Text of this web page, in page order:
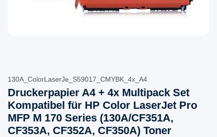
130A_ColorLaserJe_S59017_CMYBK_4x_A4
Druckerpapier A4 + 4x Multipack Set
Kompatibel für HP Color LaserJet Pro
MFP M 170 Series (130A/CF351A,
CF353A, CF352A, CF350A) Toner